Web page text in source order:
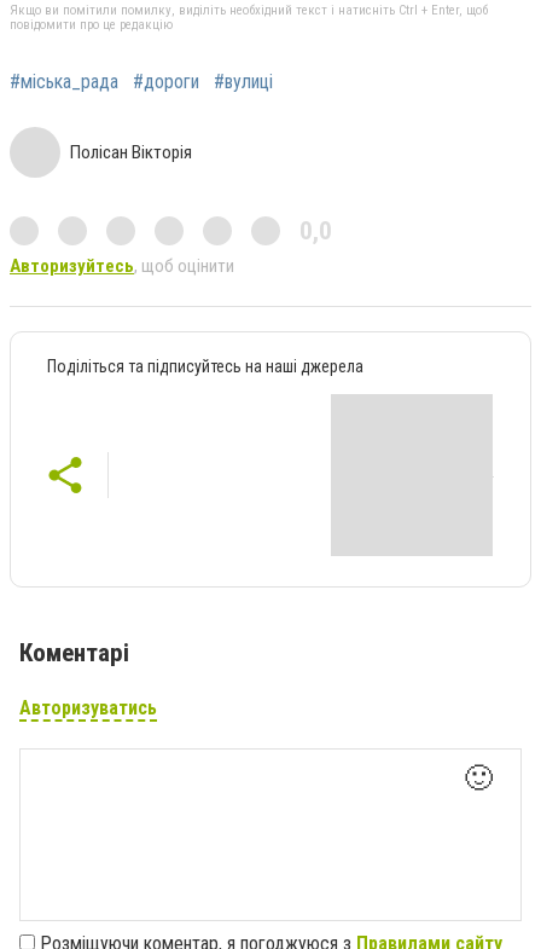
Якщо ви помітили помилку, виділіть необхідний текст і натисніть Ctrl + Enter, щоб
повідомити про це редакцію
#міська_рада #дороги #вулиці
Полісан Вікторія
0,0
Авторизуйтесь, щоб оцінити
Поділіться та підписуйтесь на наші джерела
Коментарі
Авторизуватись
🙂
Розміщуючи коментар, я погоджуюся з Правилами сайту